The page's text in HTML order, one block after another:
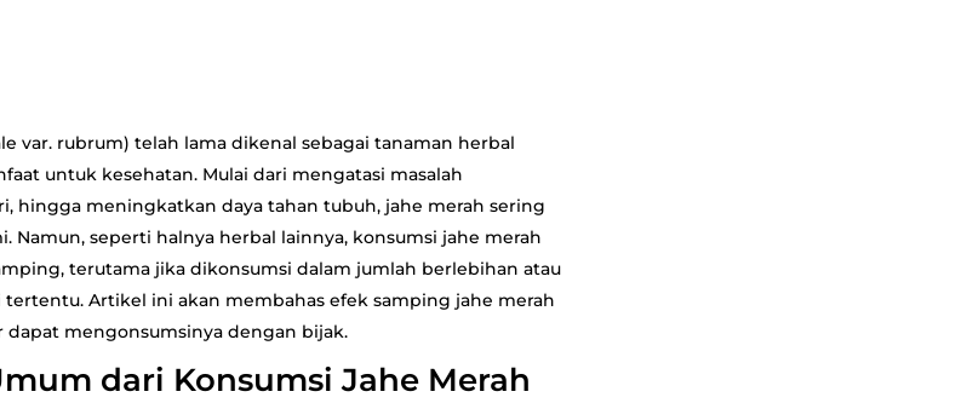
var. rubrum) telah lama dikenal sebagai tanaman herbal
untuk kesehatan. Mulai dari mengatasi masalah
hingga meningkatkan daya tahan tubuh, jahe merah sering
Namun, seperti halnya herbal lainnya, konsumsi jahe merah
terutama jika dikonsumsi dalam jumlah berlebihan atau
Artikel ini akan membahas efek samping jahe merah
dapat mengonsumsinya dengan bijak.
dari Konsumsi Jahe Merah